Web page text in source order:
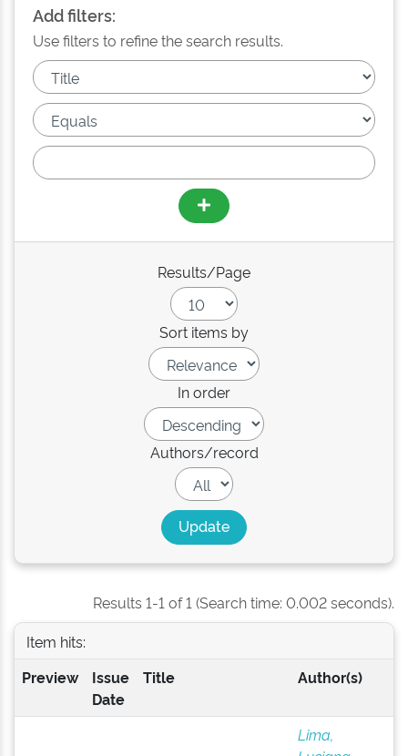
Add filters:
Use filters to refine the search results.
Results/Page
Sort items by
In order
Authors/record
Results 1-1 of 1 (Search time: 0.002 seconds).
Item hits:
Preview
Issue
Date
Title Author(s)
Lima,